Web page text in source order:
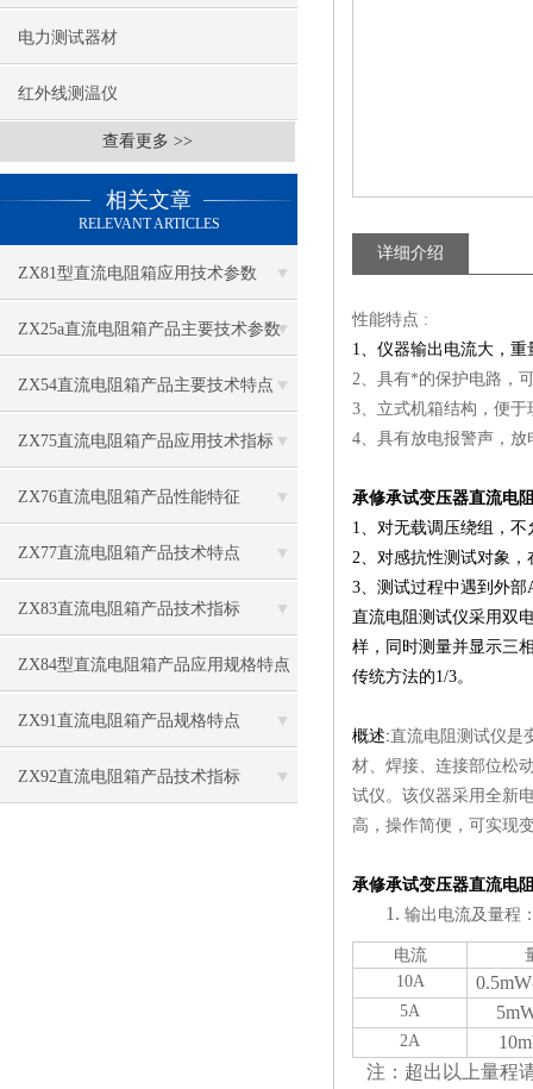
电力测试器材
红外线测温仪
查看更多 >>
相关文章
RELEVANT ARTICLES
ZX81型直流电阻箱应用技术参数
​ZX25a直流电阻箱产品主要技术参数
ZX54直流电阻箱产品主要技术特点
ZX75直流电阻箱产品应用技术指标
ZX76直流电阻箱产品性能特征
ZX77直流电阻箱产品技术特点
ZX83直流电阻箱产品技术指标
ZX84型直流电阻箱产品应用规格特点
ZX91直流电阻箱产品规格特点
ZX92直流电阻箱产品技术指标
详细介绍
性能特点 :
1、仪器输出电流大，重
2、具有*的保护电路，
3、立式机箱结构，便于
4、具有放电报警声，
承修承试变压器直流电
1、对无载调压绕组，
2、对感抗性测试对象
3、测试过程中遇到外
直流电阻测试仪采用双
样，同时测量并显示三
传统方法的1/3。
概述:直流电阻测试仪是
材、焊接、连接部位松
试仪。该仪器采用全新
高，操作简便，可实现
承修承试变压器直流电
1. 输出电流及量程
电流
10A
0.5mW
5A 5m
2A 10m
注：超出以上量程